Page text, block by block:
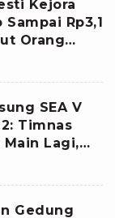
Kejora
Rp3,1
Orang
SEA V
Timnas
Lagi,
Gedung